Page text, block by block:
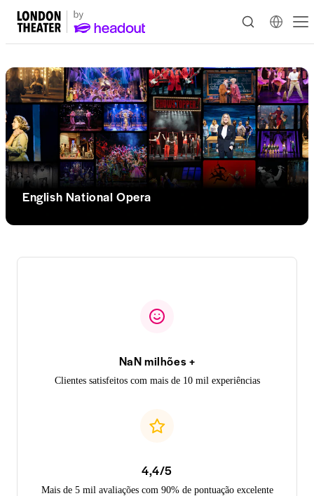
English National Opera
NaN milhões +
Clientes satisfeitos com mais de 10 mil experiências
4,4/5
Mais de 5 mil avaliações com 90% de pontuação excelente